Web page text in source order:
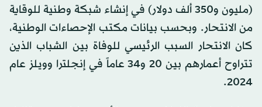
(مليون و350 ألف دولار) في إنشاء شبكة وطنية للوقاية
من الانتحار. وبحسب بيانات مكتب الإحصاءات الوطنية،
كان الانتحار السبب الرئيسي للوفاة بين الشباب الذين
تتراوح أعمارهم بين 20 و34 عاماً في إنجلترا وويلز عام
2024.